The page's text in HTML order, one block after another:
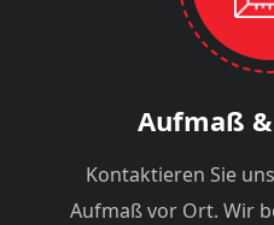
Aufmaß
Kontaktieren Sie
Aufmaß vor Ort. Wir